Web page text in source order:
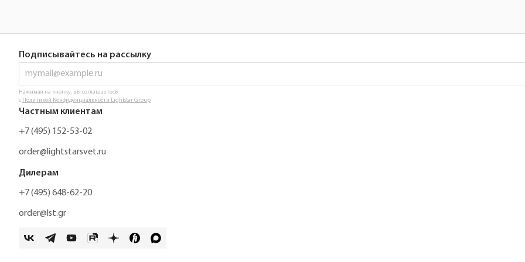
Подписывайтесь на рассылку
Нажимая на кнопку, вы соглашаетесь
с Политикой Конфиденциальности Lightstar Group
Частным клиентам
+7 (495) 152-53-02
order@lightstarsvet.ru
Дилерам
+7 (495) 648-62-20
order@lst.gr